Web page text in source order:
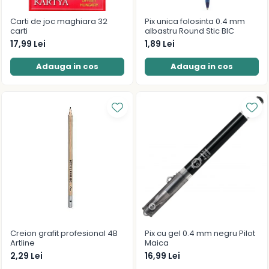
Romane și literatură
Clasici români și universali
Literatură modernă și
contemporană
Thriller și mister
Ficțiune erotică
Ficțiune mitologică și istorică
Romane de dragoste
Poezie și teatru
Romane ilustrate
Dezvoltare personală și non-
Biografii și memorii
Parenting și educație
Carti de joc maghiara 32
carti
17,99 Lei
Adauga in cos
Pix unica folosinta 0.4 mm
albastru Round Stic BIC
1,89 Lei
Adauga in cos
Creion grafit profesional 4B
Artline
2,29 Lei
Pix cu gel 0.4 mm negru Pilot
Maica
16,99 Lei